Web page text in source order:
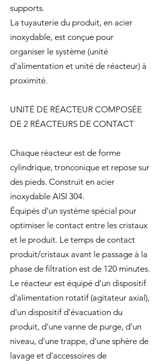
supports.
La tuyauterie du produit, en acier
inoxydable, est conçue pour
organiser le système (unité
d'alimentation et unité de réacteur) à
proximité.
UNITÉ DE RÉACTEUR COMPOSÉE
DE 2 RÉACTEURS DE CONTACT
Chaque réacteur est de forme
cylindrique, tronconique et repose sur
des pieds. Construit en acier
inoxydable AISI 304.
Équipés d'un système spécial pour
optimiser le contact entre les cristaux
et le produit. Le temps de contact
produit/cristaux avant le passage à la
phase de filtration est de 120 minutes.
Le réacteur est équipé d'un dispositif
d'alimentation rotatif (agitateur axial),
d'un dispositif d'évacuation du
produit, d'une vanne de purge, d'un
niveau, d'une trappe, d'une sphère de
lavage et d'accessoires de